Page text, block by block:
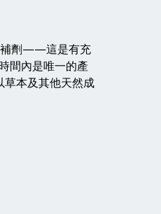
補劑——這是有充
間內是唯一的產
草本及其他天然成